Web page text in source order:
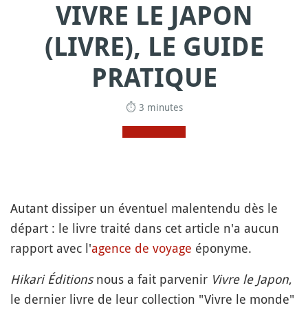
VIVRE LE JAPON
(LIVRE), LE GUIDE
PRATIQUE
⏱ 3 minutes
Autant dissiper un éventuel malentendu dès le
départ : le livre traité dans cet article n'a aucun
rapport avec l'agence de voyage éponyme.
Hikari Éditionsnous a fait parvenir Vivre le Japon,
le dernier livre de leur collection "Vivre le monde"